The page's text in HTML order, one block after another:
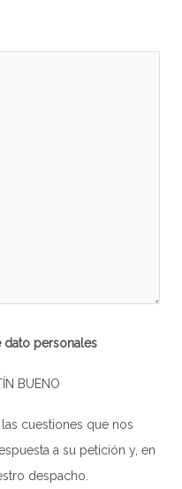
dato personales
BUENO
cuestiones que nos
a su petición y, en
despacho.